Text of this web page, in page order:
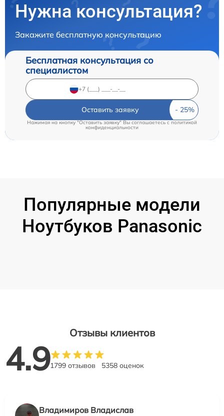
Нужна консультация?
Закажите бесплатную консультацию
Бесплатная консультация со
специалистом
Оставить заявку
Нажимая на кнопку "Оставить заявку" Вы соглашаетесь cполитикой
конфиденциальности
Популярные модели
Ноутбуков Panasonic
Отзывы клиентов
4.91799 отзывов 5358 оценок
Владимиров Владислав